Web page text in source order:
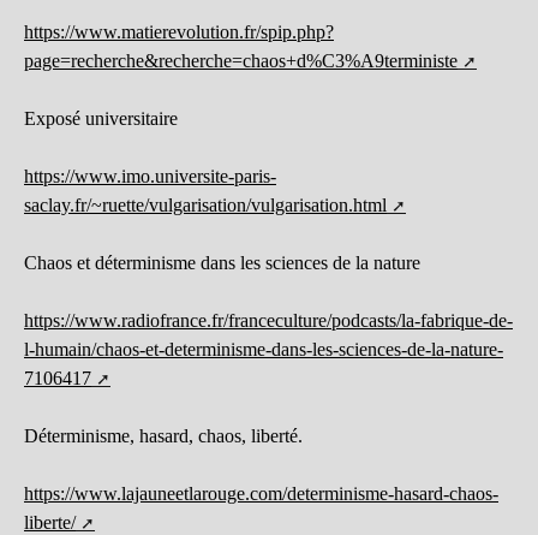
https://www.matierevolution.fr/spip.php?
page=recherche&recherche=chaos+d%C3%A9terministe
Exposé universitaire
https://www.imo.universite-paris-
saclay.fr/~ruette/vulgarisation/vulgarisation.html
Chaos et déterminisme dans les sciences de la nature
https://www.radiofrance.fr/franceculture/podcasts/la-fabrique-de-
l-humain/chaos-et-determinisme-dans-les-sciences-de-la-nature-
7106417
Déterminisme, hasard, chaos, liberté.
https://www.lajauneetlarouge.com/determinisme-hasard-chaos-
liberte/